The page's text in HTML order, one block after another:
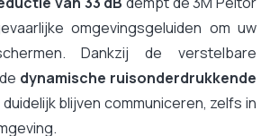
omgevingsgeluiden om uw
Dankzij de verstelbare
dynamische ruisonderdrukkende
duidelijk blijven communiceren, zelfs in